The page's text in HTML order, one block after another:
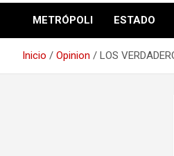
METRÓPOLI ESTADO
Inicio Opinion LOS